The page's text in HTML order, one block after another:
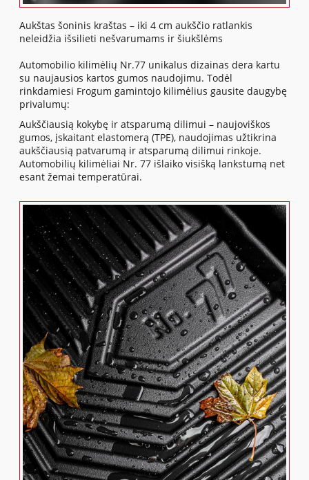
Aukštas šoninis kraštas – iki 4 cm aukščio ratlankis
neleidžia išsilieti nešvarumams ir šiukšlėms
Automobilio kilimėlių Nr.77 unikalus dizainas dera kartu
su naujausios kartos gumos naudojimu. Todėl
rinkdamiesi Frogum gamintojo kilimėlius gausite daugybę
privalumų:
Aukščiausią kokybę ir atsparumą dilimui – naujoviškos
gumos, įskaitant elastomerą (TPE), naudojimas užtikrina
aukščiausią patvarumą ir atsparumą dilimui rinkoje.
Automobilių kilimėliai Nr. 77 išlaiko visišką lankstumą net
esant žemai temperatūrai.